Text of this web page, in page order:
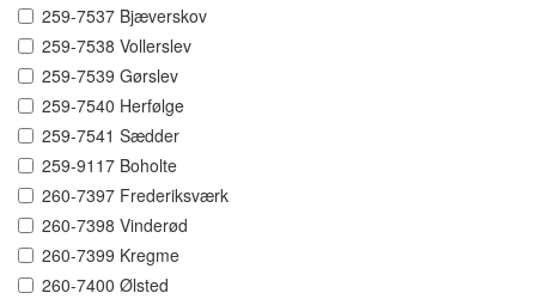
259-7537 Bjæverskov
259-7538 Vollerslev
259-7539 Gørslev
259-7540 Herfølge
259-7541 Sædder
259-9117 Boholte
260-7397 Frederiksværk
260-7398 Vinderød
260-7399 Kregme
260-7400 Ølsted